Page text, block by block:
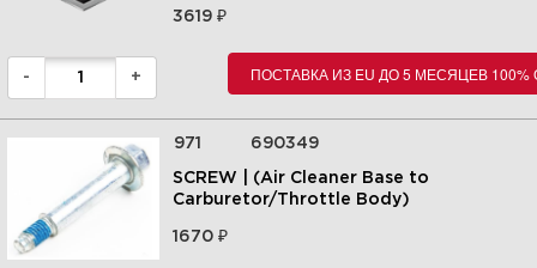
14B937-0019-H5 |
Briggs&Stratton | Запчасти
Увеличить
3619₽
- + ПОСТАВКА ИЗ EU ДО 5 МЕСЯЦЕВ
971 690349
SCREW | (Air Cleaner Base to
Carburetor/Throttle Body)
1670₽